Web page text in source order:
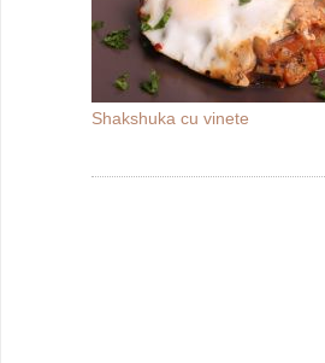
Shakshuka cu vinete